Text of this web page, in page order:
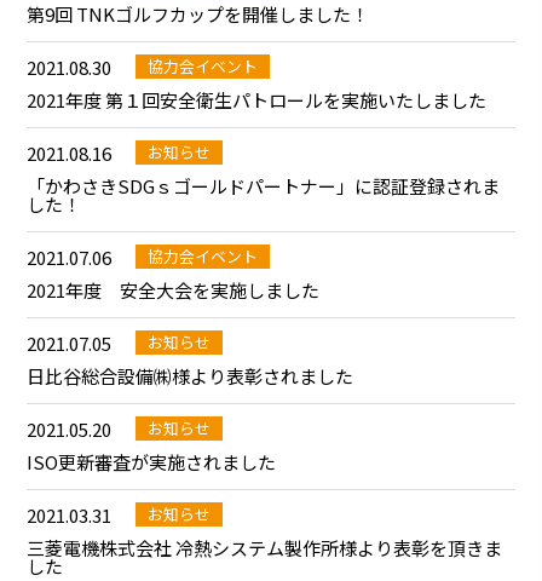
第9回 TNKゴルフカップを開催しました！
2021.08.30 協力会イベント
2021年度 第１回安全衛生パトロールを実施いたしました
2021.08.16 お知らせ
「かわさきSDGｓゴールドパートナー」に認証登録されま
した！
2021.07.06 協力会イベント
2021年度 安全大会を実施しました
2021.07.05 お知らせ
日比谷総合設備㈱様より表彰されました
2021.05.20 お知らせ
ISO更新審査が実施されました
2021.03.31 お知らせ
三菱電機株式会社 冷熱システム製作所様より表彰を頂きま
した